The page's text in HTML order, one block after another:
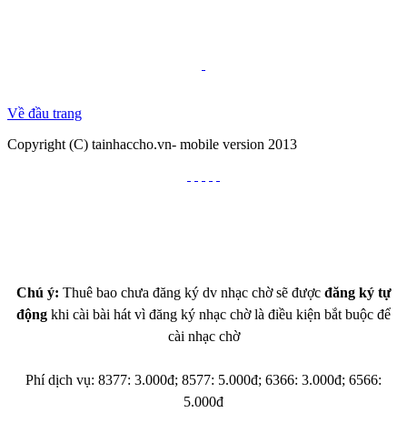
Về đầu trang
Copyright (C) tainhaccho.vn- mobile version 2013
Chú ý: Thuê bao chưa đăng ký dv nhạc chờ sẽ được đăng ký tự
động khi cài bài hát vì đăng ký nhạc chờ là điều kiện bắt buộc để
cài nhạc chờ
Phí dịch vụ: 8377: 3.000đ; 8577: 5.000đ; 6366: 3.000đ; 6566:
5.000đ